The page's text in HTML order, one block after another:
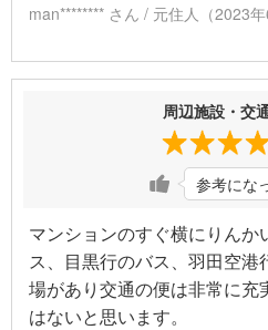
man******** さん / 元住人（2023年
周辺施設・交
参考にな
マンションのすぐ横にりん
ス、目黒行のバス、羽田空港
場があり交通の便は非常に充
はないと思います。